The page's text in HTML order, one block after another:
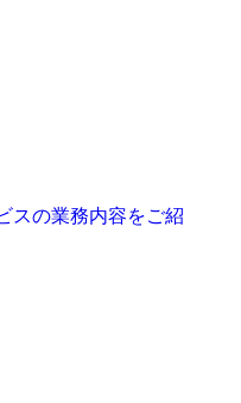
スの業務内容をご紹